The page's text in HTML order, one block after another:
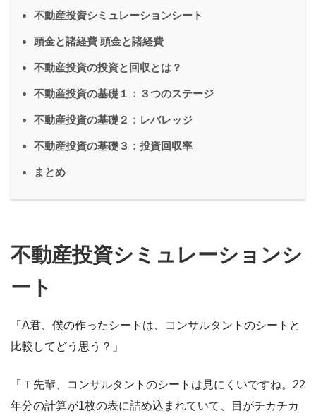
不動産投資シミュレーションシート
頭金と諸経費 頭金と諸経費
不動産投資の投資と回収とは？
不動産投資の基礎１：３つのステージ
不動産投資の基礎２：レバレッジ
不動産投資の基礎３：投資回収率
まとめ
不動産投資シミュレーションシ
ート
「A君、僕の作ったシートは、コンサルタントのシートと
比較してどう思う？」
「Ｔ先輩、コンサルタントのシートは見にくいですね。22
年分の計算が1枚の表に詰め込まれていて、目がチカチカ